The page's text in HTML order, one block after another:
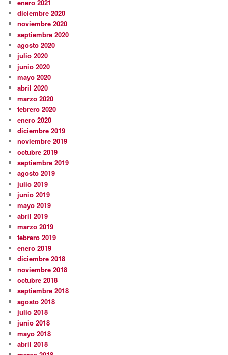
enero 2021
diciembre 2020
noviembre 2020
septiembre 2020
agosto 2020
julio 2020
junio 2020
mayo 2020
abril 2020
marzo 2020
febrero 2020
enero 2020
diciembre 2019
noviembre 2019
octubre 2019
septiembre 2019
agosto 2019
julio 2019
junio 2019
mayo 2019
abril 2019
marzo 2019
febrero 2019
enero 2019
diciembre 2018
noviembre 2018
octubre 2018
septiembre 2018
agosto 2018
julio 2018
junio 2018
mayo 2018
abril 2018